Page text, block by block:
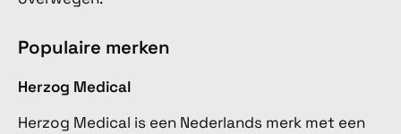
Populaire merken
Herzog Medical
Herzog Medical is een Nederlands merk met een